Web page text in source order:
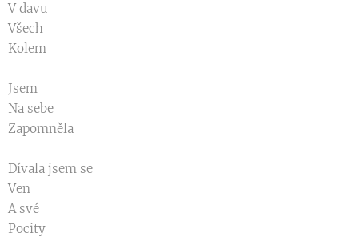
V davu
Všech
Kolem
Jsem
Na sebe
Zapomněla
Dívala jsem se
Ven
A své
Pocity